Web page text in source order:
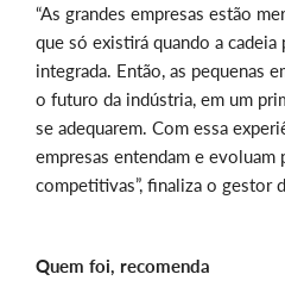
“As grandes empresas estão
que só existirá quando a
integrada. Então, as pequenas
o futuro da indústria, em um
se adequarem. Com essa
empresas entendam e evoluam
competitivas”, finaliza o gestor
Quem foi, recomenda